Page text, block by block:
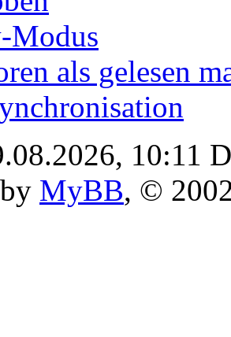
Modus
als gelesen
10:11
MyBB, ©